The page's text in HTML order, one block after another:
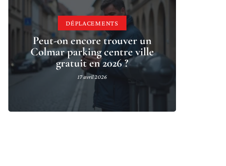
DÉPLACEMENTS
Peut-on encore trouver un
Colmar parking centre ville
gratuit en 2026 ?
17 avril 2026